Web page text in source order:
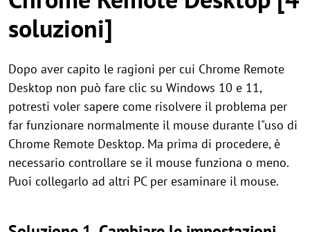
soluzioni]
Dopo aver capito le ragioni per cui Chrome Remote
Desktop non può fare clic su Windows 10 e 11,
potresti voler sapere come risolvere il problema per
far funzionare normalmente il mouse durante l"uso di
Chrome Remote Desktop. Ma prima di procedere, è
necessario controllare se il mouse funziona o meno.
Puoi collegarlo ad altri PC per esaminare il mouse.